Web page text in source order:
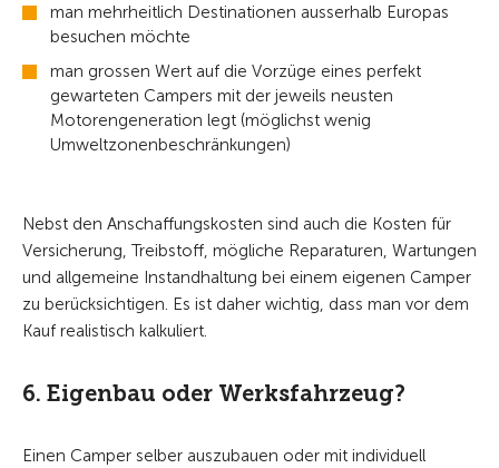
man mehrheitlich Destinationen ausserhalb Europas
besuchen möchte
man grossen Wert auf die Vorzüge eines perfekt
gewarteten Campers mit der jeweils neusten
Motorengeneration legt (möglichst wenig
Umweltzonenbeschränkungen)
Nebst den Anschaffungskosten sind auch die Kosten für
Versicherung, Treibstoff, mögliche Reparaturen, Wartungen
und allgemeine Instandhaltung bei einem eigenen Camper
zu berücksichtigen. Es ist daher wichtig, dass man vor dem
Kauf realistisch kalkuliert.
6. Eigenbau oder Werksfahrzeug?
Einen Camper selber auszubauen oder mit individuell